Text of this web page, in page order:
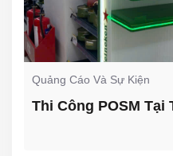
Quảng Cáo Và Sự Kiện
Thi Công POSM Tại